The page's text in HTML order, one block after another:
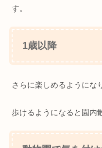
す。
1歳以降
さらに楽しめるようにな
歩けるようになると園内